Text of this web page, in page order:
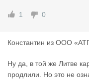
1 0
Константин из ООО
Ну да, в той же Литве
продлили. Но это не